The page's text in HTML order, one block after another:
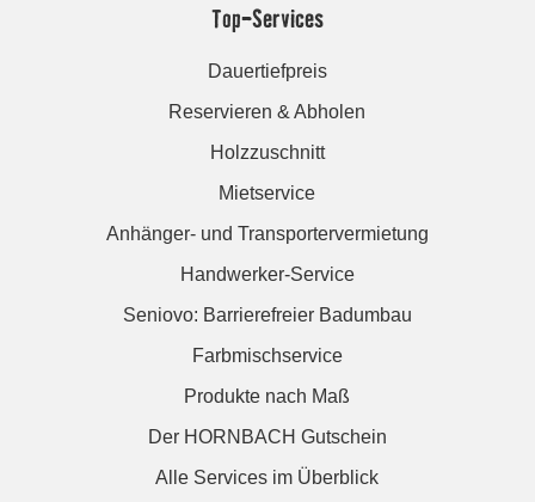
Top-Services
Dauertiefpreis
Reservieren & Abholen
Holzzuschnitt
Mietservice
Anhänger- und Transportervermietung
Handwerker-Service
Seniovo: Barrierefreier Badumbau
Farbmischservice
Produkte nach Maß
Der HORNBACH Gutschein
Alle Services im Überblick